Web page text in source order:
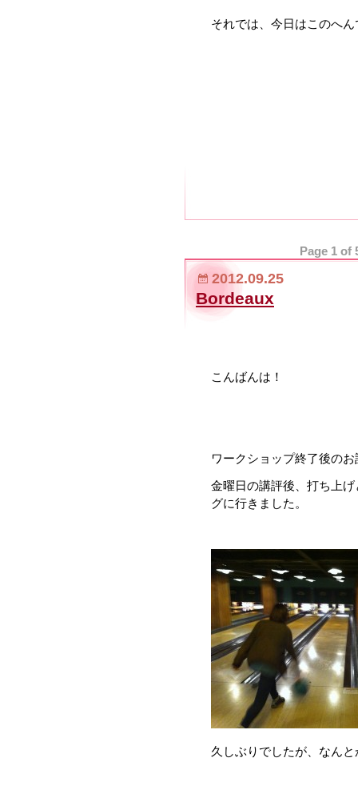
それでは、今日はこのへ
Page 1 of
2012.09.25
Bordeaux
こんばんは！
ワークショップ終了後の
金曜日の講評後、打ち上
グに行きました。
久しぶりでしたが、なん